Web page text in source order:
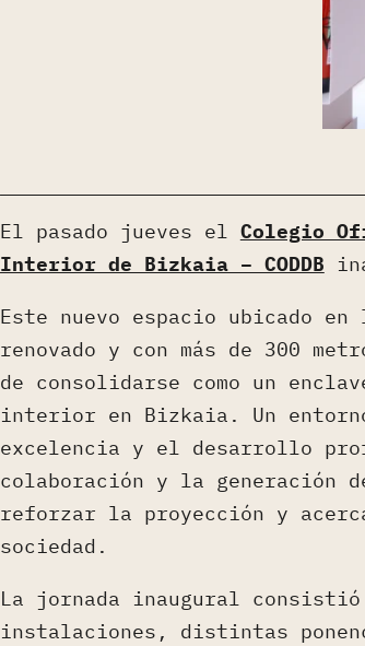
El pasado jueves el Colegio
Interior de Bizkaia – CODDB
Este nuevo espacio ubicado
renovado y con más de 300
de consolidarse como un
interior en Bizkaia. Un
excelencia y el desarrollo
colaboración y la generación
reforzar la proyección y
sociedad.
La jornada inaugural
instalaciones, distintas